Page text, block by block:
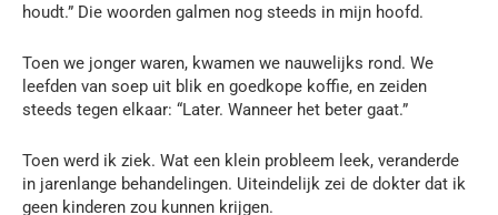
houdt.” Die woorden galmen nog steeds in mijn hoofd.
Toen we jonger waren, kwamen we nauwelijks rond. We
leefden van soep uit blik en goedkope koffie, en zeiden
steeds tegen elkaar: “Later. Wanneer het beter gaat.”
Toen werd ik ziek. Wat een klein probleem leek, veranderde
in jarenlange behandelingen. Uiteindelijk zei de dokter dat ik
geen kinderen zou kunnen krijgen.